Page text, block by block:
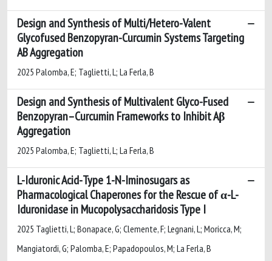
Design and Synthesis of Multi/Hetero-Valent
Glycofused Benzopyran-Curcumin Systems Targeting
AB Aggregation
2025 Palomba, E; Taglietti, L; La Ferla, B
Design and Synthesis of Multivalent Glyco-Fused
Benzopyran–Curcumin Frameworks to Inhibit Aβ
Aggregation
2025 Palomba, E; Taglietti, L; La Ferla, B
L-Iduronic Acid-Type 1-N-Iminosugars as
Pharmacological Chaperones for the Rescue of α-L-
Iduronidase in Mucopolysaccharidosis Type I
2025 Taglietti, L; Bonapace, G; Clemente, F; Legnani, L; Moricca, M;
Mangiatordi, G; Palomba, E; Papadopoulos, M; La Ferla, B